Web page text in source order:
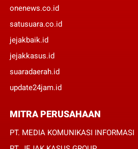
onenews.co.id
satusuara.co.id
jejakbaik.id
jejakkasus.id
suaradaerah.id
update24jam.id
MITRA PERUSAHAAN
PT. MEDIA KOMUNIKASI INFORMASI